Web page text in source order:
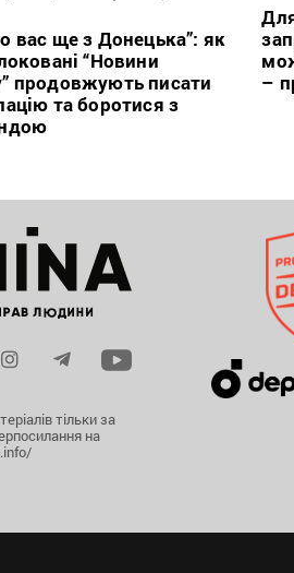
вас ще з Донецька”: як
“Новини
продовжують писати
та боротися з
–
тільки за
на